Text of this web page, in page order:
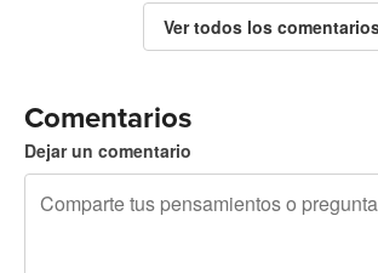
Ver todos los
Comentarios
Dejar un comentario